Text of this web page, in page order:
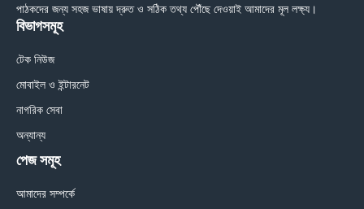
পাঠকদের জন্য সহজ ভাষায় দ্রুত ও সঠিক তথ্য পৌঁছে দেওয়াই আমাদের মূল লক্ষ্য।
বিভাগসমূহ
টেক নিউজ
মোবাইল ও ইন্টারনেট
নাগরিক সেবা
অন্যান্য
পেজ সমূহ
আমাদের সম্পর্কে